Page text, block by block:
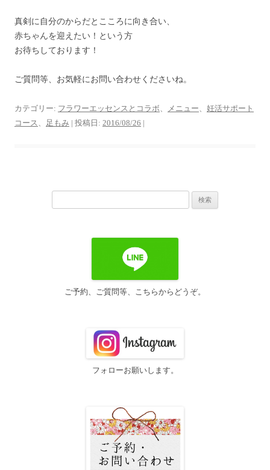
真剣に自分のからだとこころに向き合い、
赤ちゃんを迎えたい！という方
お待ちしております！
ご質問等、お気軽にお問い合わせくださいね。
カテゴリー: フラワーエッセンスとコラボ、 メニュー、 妊活サポート
コース 、 足もみ | 投稿日: 2016/08/26 |
ご予約、ご質問等、こちらからどうぞ。
フォローお願いします。